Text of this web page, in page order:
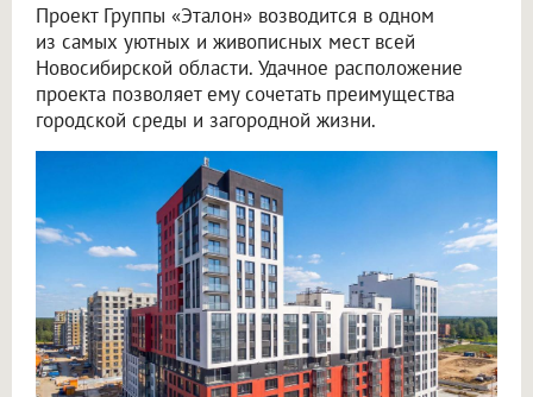
Проект Группы «Эталон» возводится в одном
из самых уютных и живописных мест всей
Новосибирской области. Удачное расположение
проекта позволяет ему сочетать преимущества
городской среды и загородной жизни.